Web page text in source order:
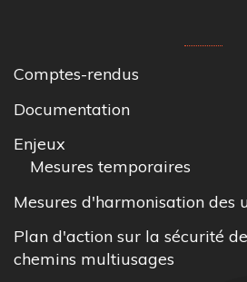
Comptes-rendus
Documentation
Enjeux
Mesures temporaires
Mesures d'harmonisation des
Plan d'action sur la sécurité
chemins multiusages